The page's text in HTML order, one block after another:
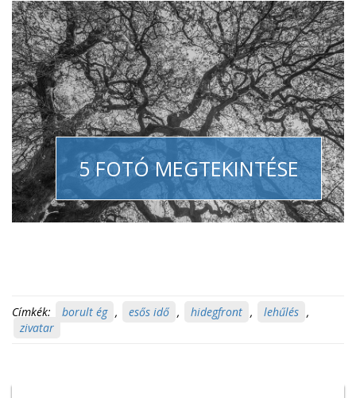
5 FOTÓ MEGTEKINTÉSE
Címkék: borult ég , esős idő , hidegfront , lehűlés ,
zivatar